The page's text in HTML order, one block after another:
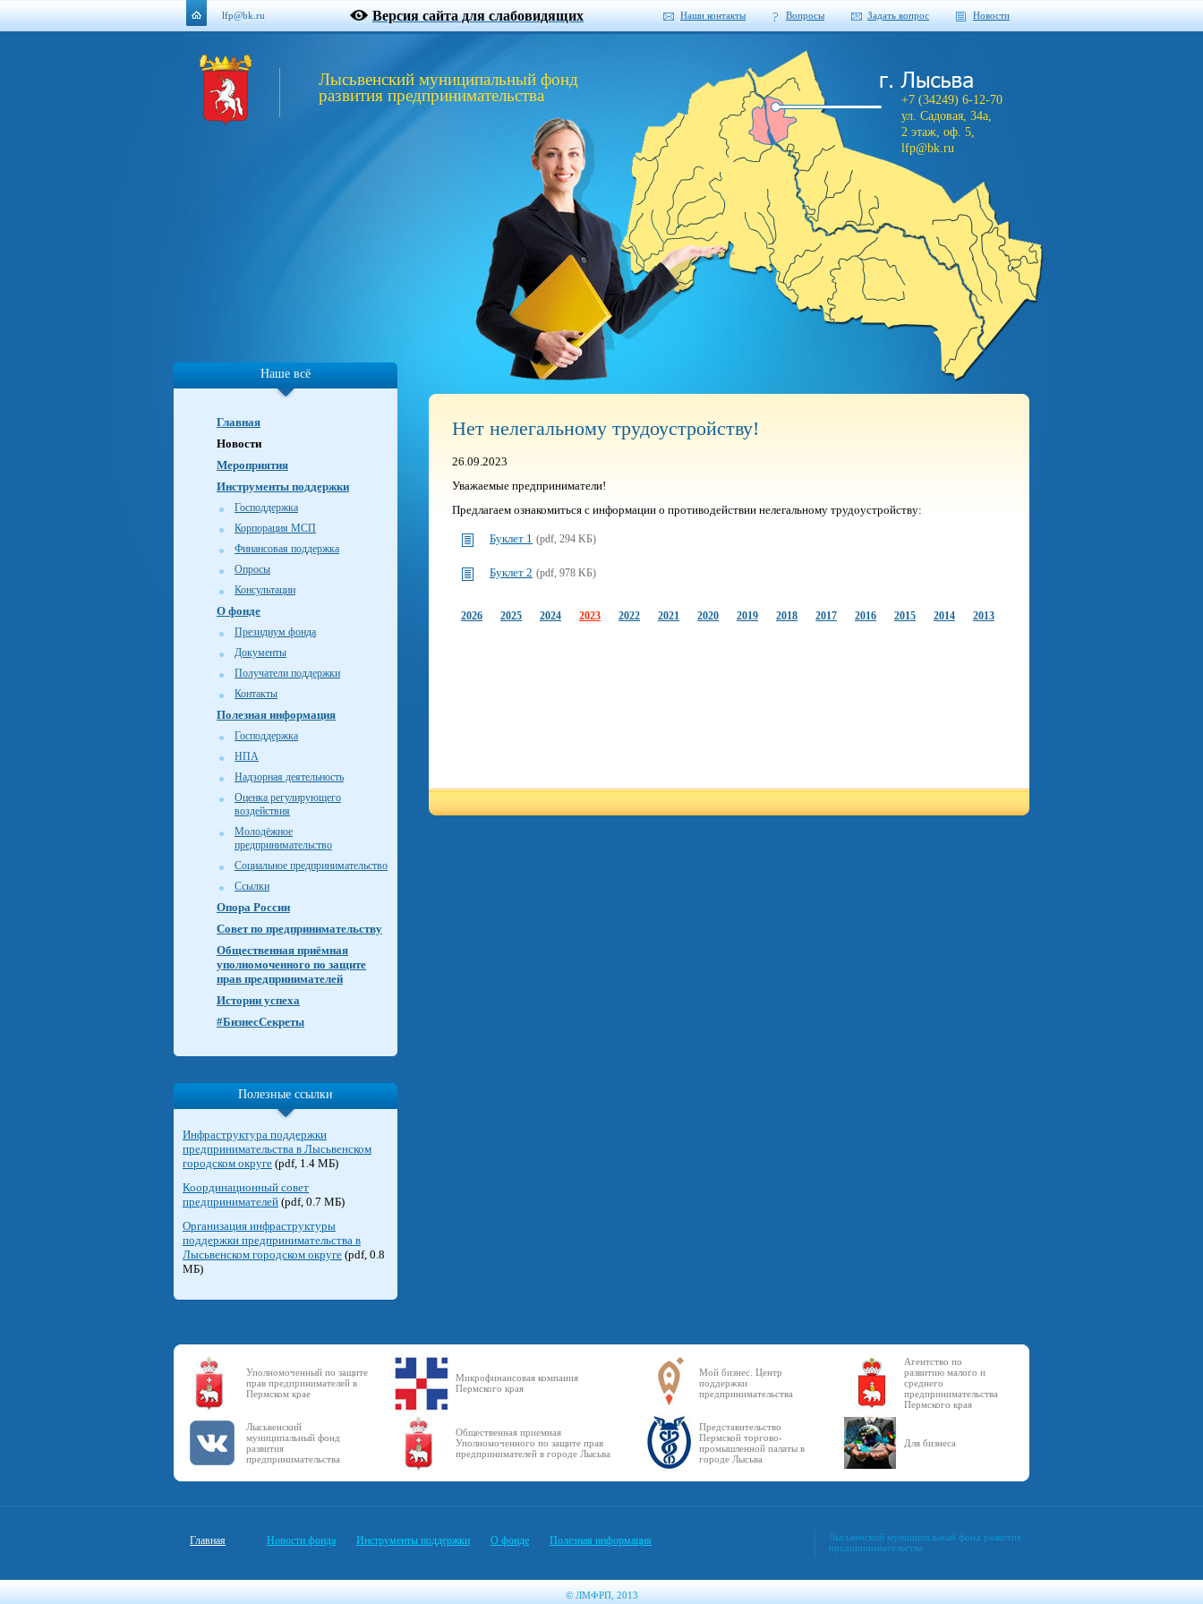
lfp@bk.ru Версия сайта для слабовидящих Наши контакты Вопросы Задать вопрос Новости
Лысьвенский муниципальный фонд
развития предпринимательства
+7 (34249) 6-12-70
ул. Садовая, 34а,
2 этаж, оф. 5,
lfp@bk.ru
Наше всё
Главная
Новости
Мероприятия
Инструменты поддержки
Господдержка
Корпорация МСП
Финансовая поддержка
Опросы
Консультации
О фонде
Президиум фонда
Документы
Получатели поддержки
Контакты
Полезная информация
Господдержка
НПА
Надзорная деятельность
Оценка регулирующего
воздействия
Молодёжное
предпринимательство
Социальное предпринимательство
Ссылки
Опора России
Совет по предпринимательству
Общественная приёмная
уполномоченного по защите
прав предпринимателей
Истории успеха
#БизнесСекреты
Полезные ссылки
Инфраструктура поддержки
предпринимательства в Лысьвенском
городском округе (pdf, 1.4 МБ)
Координационный совет
предпринимателей (pdf, 0.7 МБ)
Организация инфраструктуры
поддержки предпринимательства в
Лысьвенском городском округе (pdf, 0.8
МБ)
Нет нелегальному трудоустройству!
26.09.2023
Уважаемые предприниматели!
Предлагаем ознакомиться с информации о противодействии нелегальному трудоустройству:
Буклет 1 (pdf, 294 KБ)
Буклет 2 (pdf, 978 KБ)
2026 2025 2024 2023 2022 2021 2020 2019 2018 2017 2016 2015 2014 2013
Уполномоченный по защите
прав предпринимателей в
Пермском крае
Микрофинансовая компания
Пермского края
Мой бизнес. Центр
поддержки
предпринимательства
Агентство по
развитию малого и
среднего
предпринимательства
Пермского края
Лысьвенский
муниципальный фонд
развития
предпринимательства
Общественная приемная
Уполномоченного по защите прав
предпринимателей в городе Лысьва
Представительство
Пермской торгово-
промышленной палаты в
городе Лысьва
Для бизнеса
Главная Новости фонда Инструменты поддержки О фонде Полезная информация
Лысьвенский муниципальный фонд развития
предпринимательства
© ЛМФРП, 2013